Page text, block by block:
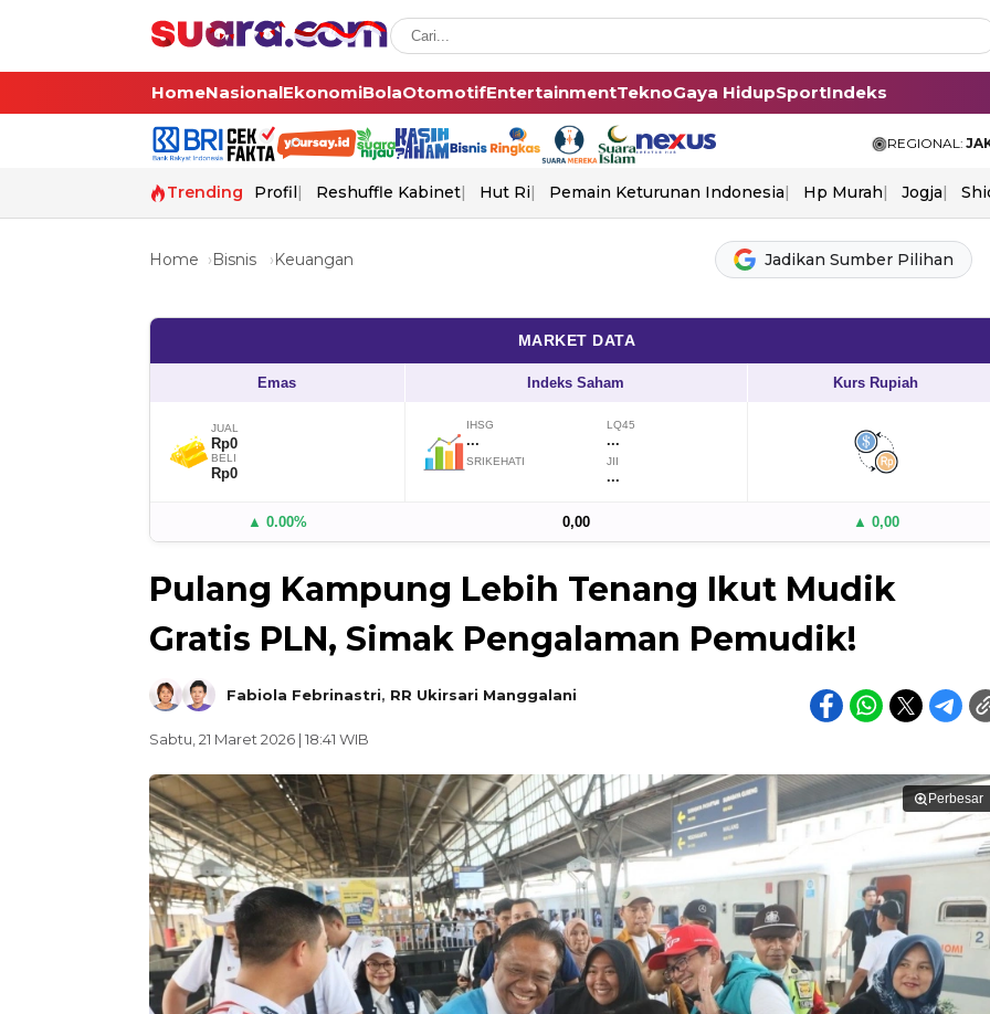
HomeNasionalEkonomiBolaOtomotifEntertainmentTeknoGaya HidupSportIndeks
REGIONAL:
Trending Profil Reshuffle Kabinet Hut Ri Pemain Keturunan Indonesia Hp Murah Jogja
Home Bisnis Keuangan Jadikan Sumber Pilihan
MARKET DATA
Emas Indeks Saham Kurs Rupiah
JUAL
Rp0
BELI
Rp0
IHSG
...
LQ45
...
SRIKEHATI JII
...
▲ 0.00% 0,00 ▲ 0,00
Pulang Kampung Lebih Tenang Ikut Mudik
Gratis PLN, Simak Pengalaman Pemudik!
Fabiola Febrinastri, RR Ukirsari Manggalani
Sabtu, 21 Maret 2026 | 18:41 WIB
Perbesar